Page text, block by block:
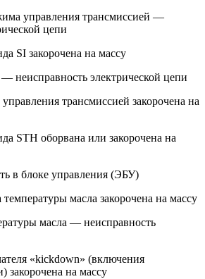
управления трансмиссией —
цепи
SI закорочена на массу
неисправность электрической цепи
трансмиссией закорочена на
STH оборвана или закорочена на
в блоке управления (ЭБУ)
масла закорочена на массу
масла — неисправность
«kickdown» (включения
закорочена на массу